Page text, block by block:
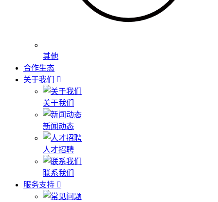
其他
合作生态
关于我们
关于我们
新闻动态
人才招聘
联系我们
服务支持